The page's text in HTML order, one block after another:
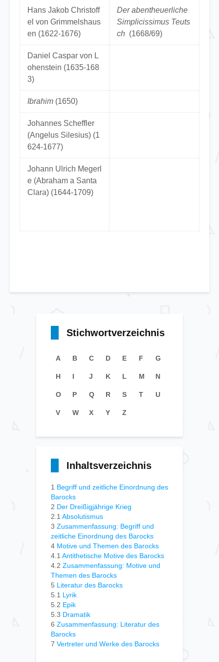
Hans Jakob Christoff
el von Grimmelshaus
en (1622-1676)
Der abentheuerliche
Simplicissimus Teuts
ch (1668/69)
Daniel Caspar von L
ohenstein (1635-168
3)
Ibrahim (1650)
Johannes Scheffler
(Angelus Silesius) (1
624-1677)
Johann Ulrich Megerl
e (Abraham a Santa
Clara) (1644-1709)
Stichwortverzeichnis
A B C D E F G
H I J K L M N
O P Q R S T U
V W X Y Z
Inhaltsverzeichnis
1 Begriff und zeitliche Einordnung des
Barocks
2 Der Dreißigjährige Krieg
2.1 Absolutismus
3 Zusammenfassung: Begriff und
zeitliche Einordnung des Barocks
4 Motive und Themen des Barocks
4.1 Antithetische Motive des Barocks
4.2 Zusammenfassung: Motive und
Themen des Barocks
5 Literatur des Barocks
5.1 Lyrik
5.2 Epik
5.3 Dramatik
6 Zusammenfassung: Literatur des
Barocks
7 Vertreter und Werke des Barocks